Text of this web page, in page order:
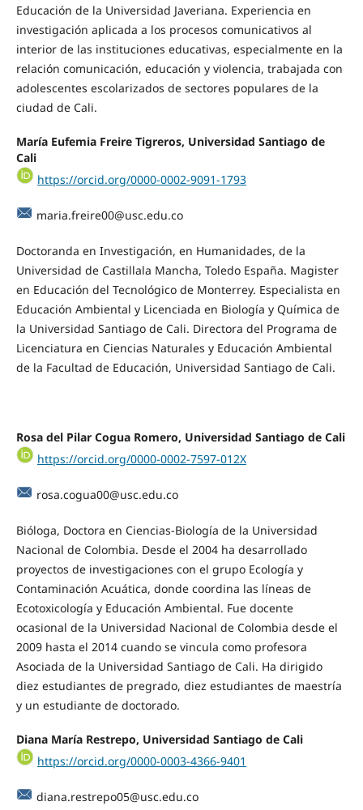
Educación de la Universidad Javeriana. Experiencia en
investigación aplicada a los procesos comunicativos al
interior de las instituciones educativas, especialmente en la
relación comunicación, educación y violencia, trabajada con
adolescentes escolarizados de sectores populares de la
ciudad de Cali.
María Eufemia Freire Tigreros, Universidad Santiago de
Cali
https://orcid.org/0000-0002-9091-1793
maria.freire00@usc.edu.co
Doctoranda en Investigación, en Humanidades, de la
Universidad de Castillala Mancha, Toledo España. Magister
en Educación del Tecnológico de Monterrey. Especialista en
Educación Ambiental y Licenciada en Biología y Química de
la Universidad Santiago de Cali. Directora del Programa de
Licenciatura en Ciencias Naturales y Educación Ambiental
de la Facultad de Educación, Universidad Santiago de Cali.
Rosa del Pilar Cogua Romero, Universidad Santiago de Cali
https://orcid.org/0000-0002-7597-012X
rosa.cogua00@usc.edu.co
Bióloga, Doctora en Ciencias-Biología de la Universidad
Nacional de Colombia. Desde el 2004 ha desarrollado
proyectos de investigaciones con el grupo Ecología y
Contaminación Acuática, donde coordina las líneas de
Ecotoxicología y Educación Ambiental. Fue docente
ocasional de la Universidad Nacional de Colombia desde el
2009 hasta el 2014 cuando se vincula como profesora
Asociada de la Universidad Santiago de Cali. Ha dirigido
diez estudiantes de pregrado, diez estudiantes de maestría
y un estudiante de doctorado.
Diana María Restrepo, Universidad Santiago de Cali
https://orcid.org/0000-0003-4366-9401
diana.restrepo05@usc.edu.co